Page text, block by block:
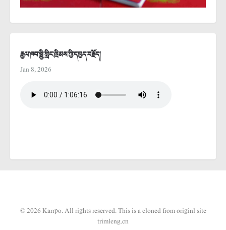
རྒྱལ་ཁབ་སྤྱི་གླིང་ཁྲིམས་ཀྱི་དཔྱད་བརྗོད།
Jan 8, 2026
© 2026 Karrpo. All rights reserved.This is a cloned from originl site
trimleng.cn